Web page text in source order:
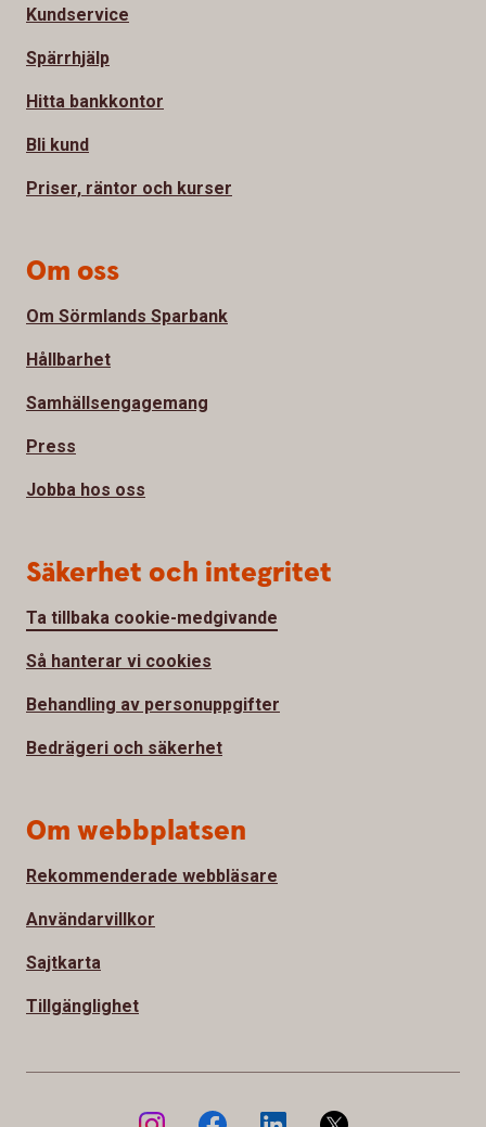
Kundservice
Spärrhjälp
Hitta bankkontor
Bli kund
Priser, räntor och kurser
Om oss
Om Sörmlands Sparbank
Hållbarhet
Samhällsengagemang
Press
Jobba hos oss
Säkerhet och integritet
Ta tillbaka cookie-medgivande
Så hanterar vi cookies
Behandling av personuppgifter
Bedrägeri och säkerhet
Om webbplatsen
Rekommenderade webbläsare
Användarvillkor
Sajtkarta
Tillgänglighet